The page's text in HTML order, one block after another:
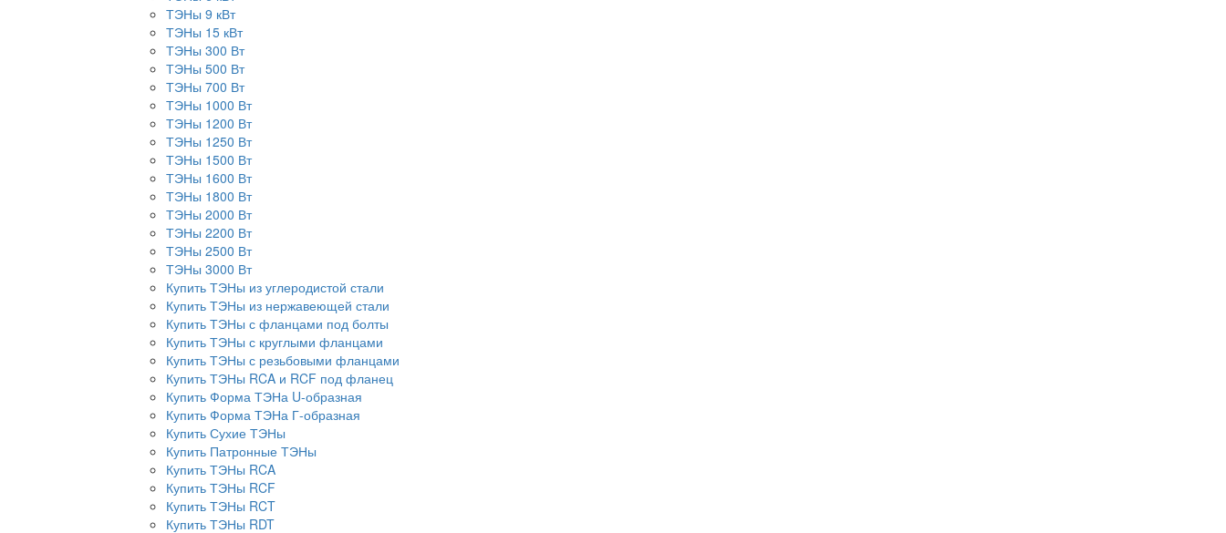
ТЭНы 9 кВт
ТЭНы 15 кВт
ТЭНы 300 Вт
ТЭНы 500 Вт
ТЭНы 700 Вт
ТЭНы 1000 Вт
ТЭНы 1200 Вт
ТЭНы 1250 Вт
ТЭНы 1500 Вт
ТЭНы 1600 Вт
ТЭНы 1800 Вт
ТЭНы 2000 Вт
ТЭНы 2200 Вт
ТЭНы 2500 Вт
ТЭНы 3000 Вт
Купить ТЭНы из углеродистой стали
Купить ТЭНы из нержавеющей стали
Купить ТЭНы с фланцами под болты
Купить ТЭНы с круглыми фланцами
Купить ТЭНы с резьбовыми фланцами
Купить ТЭНы RCA и RCF под фланец
Купить Форма ТЭНа U-образная
Купить Форма ТЭНа Г-образная
Купить Сухие ТЭНы
Купить Патронные ТЭНы
Купить ТЭНы RCA
Купить ТЭНы RCF
Купить ТЭНы RCT
Купить ТЭНы RDT